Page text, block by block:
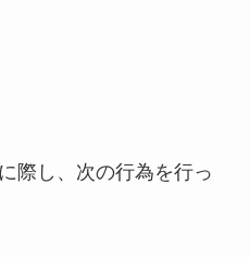
際し、次の行為を行っ